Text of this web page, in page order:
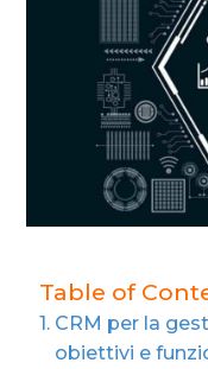
Table of
CRM per la
obiettivi e